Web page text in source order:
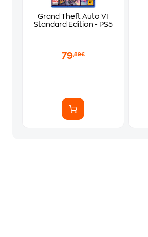
Grand Theft Auto VI
Standard Edition - PS5
79,89€